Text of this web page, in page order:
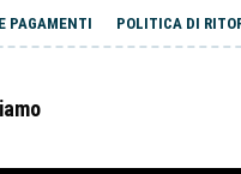
PAGAMENTI POLITICA DI